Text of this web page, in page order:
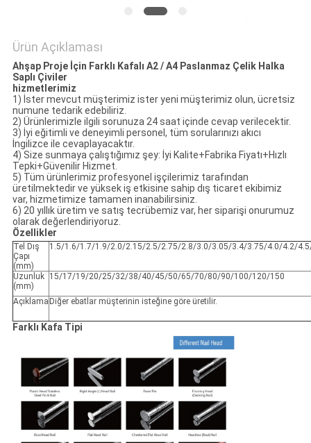
Ürün Açıklaması
Ahşap Proje İçin Farklı Kafalı A2 / A4 Paslanmaz Çelik Halka
Saplı Çiviler
hizmetlerimiz
1) İster mevcut müşterimiz ister yeni müşterimiz olun, ücretsiz
numune tedarik edebiliriz.
2) Ürünlerimizle ilgili sorunuza 24 saat içinde cevap verilecektir.
3) İyi eğitimli ve deneyimli personel, tüm sorularınızı akıcı
İngilizce ile cevaplayacaktır.
4) Size sunmaya çalıştığımız şey: İyi Kalite+Fabrika Fiyatı+Hızlı
Tepki+Güvenilir Hizmet.
5) Tüm ürünlerimiz profesyonel işçilerimiz tarafından
üretilmektedir ve yüksek iş etkisine sahip dış ticaret ekibimiz
var, hizmetimize tamamen inanabilirsiniz.
6) 20 yıllık üretim ve satış tecrübemiz var, her siparişi onurumuz
olarak değerlendiriyoruz.
Özellikler
Tel Dış
Çapı
(mm)
1.5/1.6/1.7/1.9/2.0/2.15/2.5/2.75/2.8/3.0/3.05/3.4/3.75/4.0/4.2/
Uzunluk
(mm)
15/17/19/20/25/32/38/40/45/50/65/70/80/90/100/120/150
Açıklama Diğer ebatlar müşterinin isteğine göre üretilir.
Farklı Kafa Tipi